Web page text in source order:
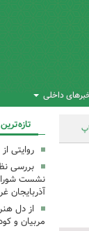
داخلی
روایتی
بررسی
نشست
آذربایجان
از دل
مربیان و